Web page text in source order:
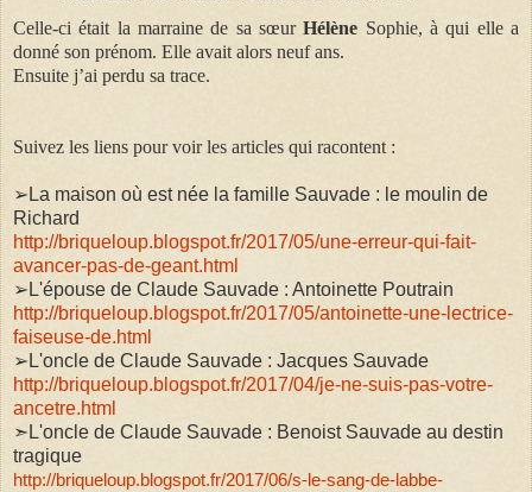
Celle-ci était la marraine de sa sœurHélène Sophie, à qui elle a
donné son prénom. Elle avait alors neuf ans.
Ensuite j’ai perdu sa trace.
Suivez les liens pour voir les articles qui racontent :
➢La maison où est née la famille Sauvade : le moulin de
Richard
http://briqueloup.blogspot.fr/2017/05/une-erreur-qui-fait-
avancer-pas-de-geant.html
➢L'épouse de Claude Sauvade : Antoinette Poutrain
http://briqueloup.blogspot.fr/2017/05/antoinette-une-lectrice-
faiseuse-de.html
➢L'oncle de Claude Sauvade : Jacques Sauvade
http://briqueloup.blogspot.fr/2017/04/je-ne-suis-pas-votre-
ancetre.html
➣L'oncle de Claude Sauvade : Benoist Sauvade au destin
tragique
http://briqueloup.blogspot.fr/2017/06/s-le-sang-de-labbe-